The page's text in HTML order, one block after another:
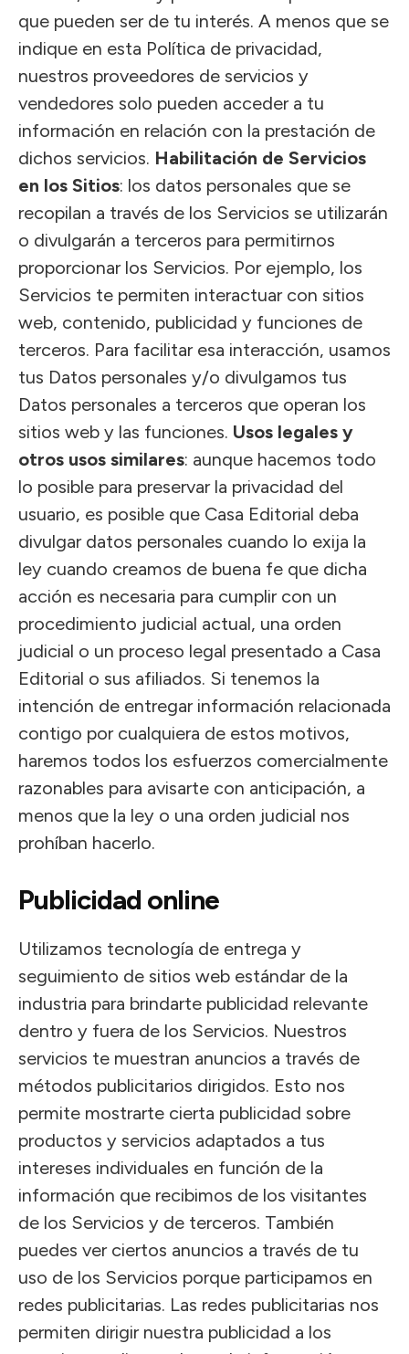
que pueden ser de tu interés. A menos que se
indique en esta Política de privacidad,
nuestros proveedores de servicios y
vendedores solo pueden acceder a tu
información en relación con la prestación de
dichos servicios. Habilitación de Servicios
en los Sitios: los datos personales que se
recopilan a través de los Servicios se utilizarán
o divulgarán a terceros para permitirnos
proporcionar los Servicios. Por ejemplo, los
Servicios te permiten interactuar con sitios
web, contenido, publicidad y funciones de
terceros. Para facilitar esa interacción, usamos
tus Datos personales y/o divulgamos tus
Datos personales a terceros que operan los
sitios web y las funciones. Usos legales y
otros usos similares: aunque hacemos todo
lo posible para preservar la privacidad del
usuario, es posible que Casa Editorial deba
divulgar datos personales cuando lo exija la
ley cuando creamos de buena fe que dicha
acción es necesaria para cumplir con un
procedimiento judicial actual, una orden
judicial o un proceso legal presentado a Casa
Editorial o sus afiliados. Si tenemos la
intención de entregar información relacionada
contigo por cualquiera de estos motivos,
haremos todos los esfuerzos comercialmente
razonables para avisarte con anticipación, a
menos que la ley o una orden judicial nos
prohíban hacerlo.
Publicidad online
Utilizamos tecnología de entrega y
seguimiento de sitios web estándar de la
industria para brindarte publicidad relevante
dentro y fuera de los Servicios. Nuestros
servicios te muestran anuncios a través de
métodos publicitarios dirigidos. Esto nos
permite mostrarte cierta publicidad sobre
productos y servicios adaptados a tus
intereses individuales en función de la
información que recibimos de los visitantes
de los Servicios y de terceros. También
puedes ver ciertos anuncios a través de tu
uso de los Servicios porque participamos en
redes publicitarias. Las redes publicitarias nos
permiten dirigir nuestra publicidad a los